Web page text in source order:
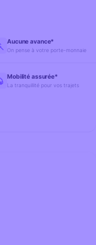
Aucune avance*
On pense à votre porte-monnaie
Mobilité assurée*
La tranquillité pour vos trajets